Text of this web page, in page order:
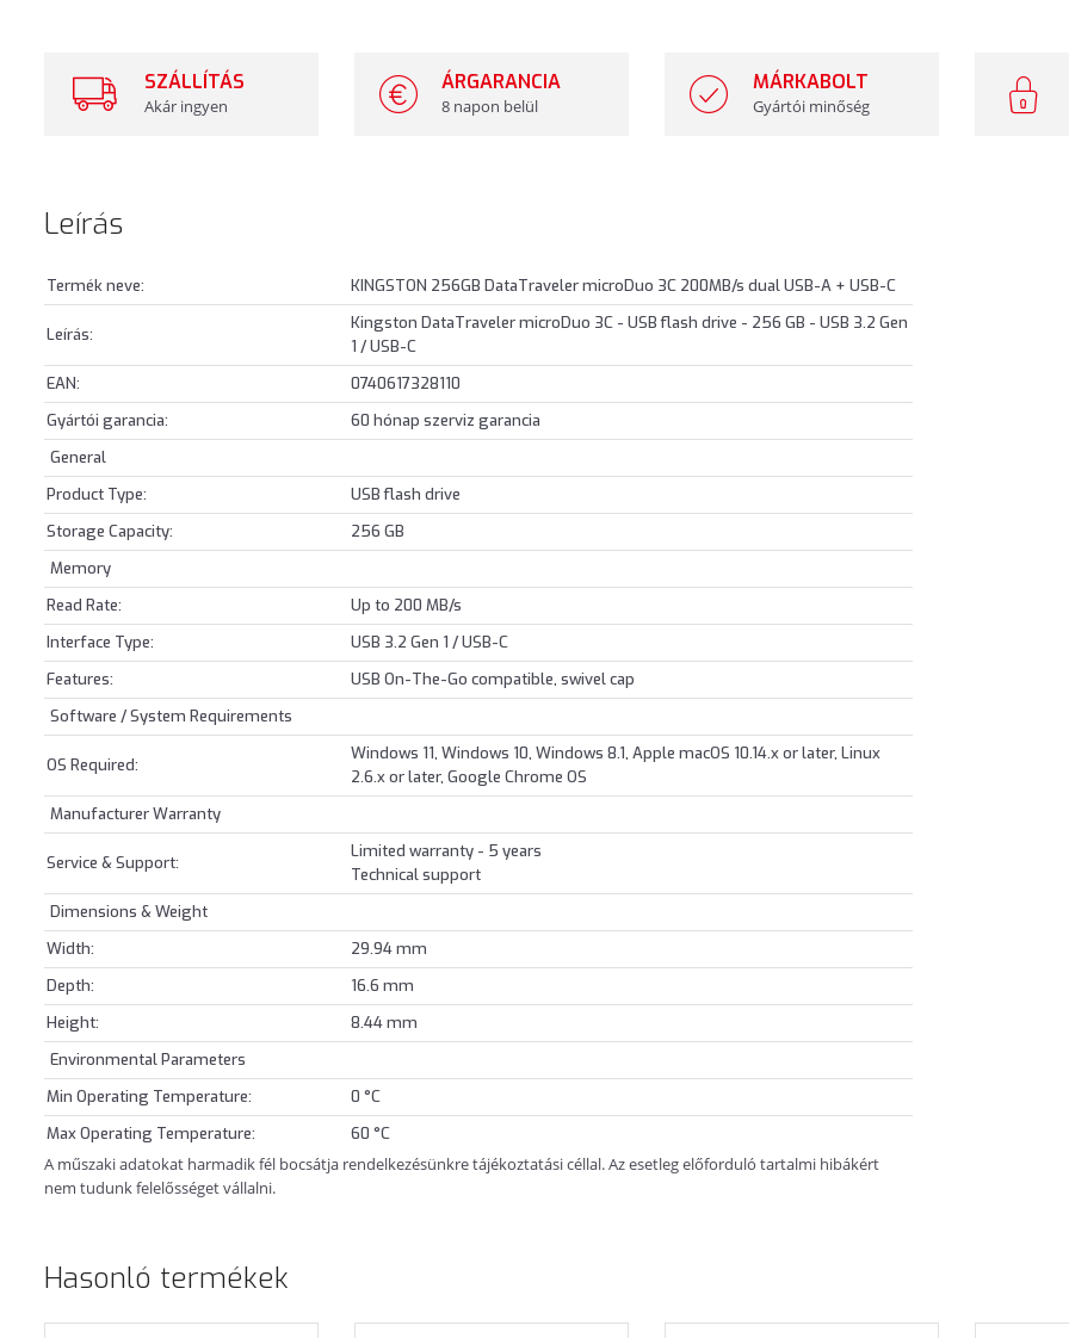
SZÁLLÍTÁS
Akár ingyen
ÁRGARANCIA
8 napon belül
MÁRKABOLT
Gyártói minőség
Leírás
Termék neve: KINGSTON 256GB DataTraveler microDuo 3C 200MB/s dual USB-A + USB-C
Leírás:
Kingston DataTraveler microDuo 3C - USB flash drive - 256 GB - USB 3.2 Gen
1 / USB-C
EAN:
0740617328110
Gyártói garancia:
60 hónap szerviz garancia
General
Product Type:
USB flash drive
Storage Capacity:
256 GB
Memory
Read Rate:
Up to 200 MB/s
Interface Type:
USB 3.2 Gen 1 / USB-C
Features:
USB On-The-Go compatible, swivel cap
Software / System Requirements
OS Required:
Windows 11, Windows 10, Windows 8.1, Apple macOS 10.14.x or later, Linux
2.6.x or later, Google Chrome OS
Manufacturer Warranty
Service & Support:
Limited warranty - 5 years
Technical support
Dimensions & Weight
Width:
29.94 mm
Depth:
16.6 mm
Height:
8.44 mm
Environmental Parameters
Min Operating Temperature:
0 °C
Max Operating Temperature:
60 °C
A műszaki adatokat harmadik fél bocsátja rendelkezésünkre tájékoztatási céllal. Az esetleg előforduló tartalmi hibákért
nem tudunk felelősséget vállalni.
Hasonló termékek